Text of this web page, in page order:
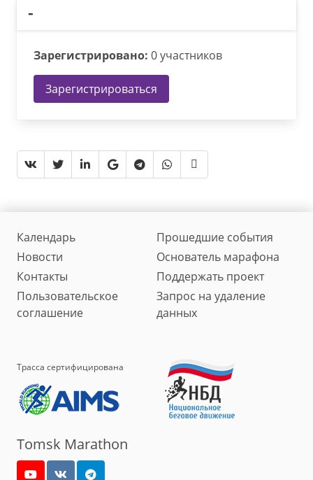
-
Зарегистрировано: 0 участников
Зарегистрироваться
Календарь
Прошедшие события
Новости
Основатель марафона
Контакты
Поддержать проект
Пользовательское
соглашение
Запрос на удаление
данных
Трасса сертифицирована
Tomsk Marathon